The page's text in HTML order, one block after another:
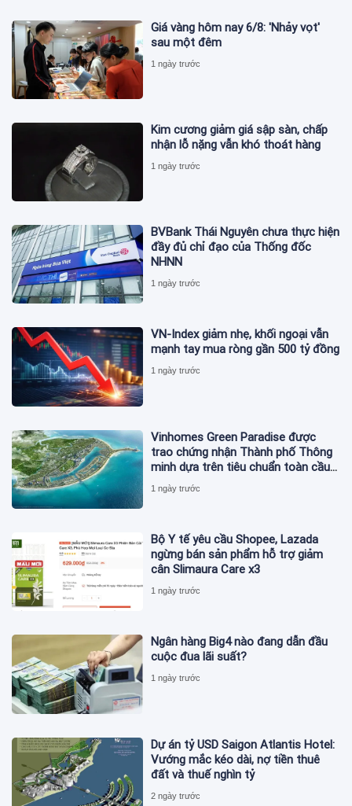
Giá vàng hôm nay 6/8: 'Nhảy vọt'
sau một đêm
1 ngày trước
Kim cương giảm giá sập sàn, chấp
nhận lỗ nặng vẫn khó thoát hàng
1 ngày trước
BVBank Thái Nguyên chưa thực hiện
đầy đủ chỉ đạo của Thống đốc
NHNN
1 ngày trước
VN-Index giảm nhẹ, khối ngoại vẫn
mạnh tay mua ròng gần 500 tỷ đồng
1 ngày trước
Vinhomes Green Paradise được
trao chứng nhận Thành phố Thông
minh dựa trên tiêu chuẩn toàn cầu
ISO 37122
1 ngày trước
Bộ Y tế yêu cầu Shopee, Lazada
ngừng bán sản phẩm hỗ trợ giảm
cân Slimaura Care x3
1 ngày trước
Ngân hàng Big4 nào đang dẫn đầu
cuộc đua lãi suất?
1 ngày trước
Dự án tỷ USD Saigon Atlantis Hotel:
Vướng mắc kéo dài, nợ tiền thuê
đất và thuế nghìn tỷ
2 ngày trước